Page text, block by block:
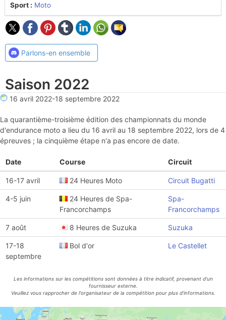
Sport : Moto
Parlons-en ensemble
Saison 2022
16 avril 2022-18 septembre 2022
La quarantième-troisième édition des championnats du monde
d'endurance moto a lieu du 16 avril au 18 septembre 2022, lors de 4
épreuves ; la cinquième étape n'a pas encore de date.
Date Course Circuit
16-17 avril 24 Heures Moto Circuit Bugatti
4-5 juin
24 Heures de Spa-
Francorchamps
Spa-
Francorchamps
7 août 8 Heures de Suzuka Suzuka
17-18
septembre
Bol d'or Le Castellet
Les informations sur les compétitions sont données à titre indicatif, provenant d'un
fournisseur externe.
Veuillez vous rapprocher de l'organisateur de la compétition pour plus d'informations.